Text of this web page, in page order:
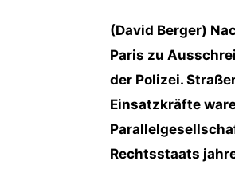
(David Berger)
Paris zu
der Polizei.
Einsatzkräfte
Rechtsstaats